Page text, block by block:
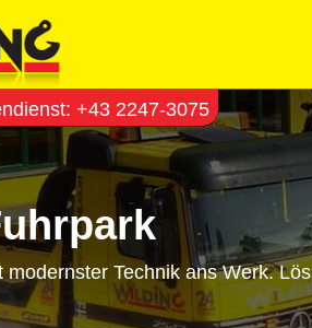
+43 2247-3075
modernster Technik ans Werk.